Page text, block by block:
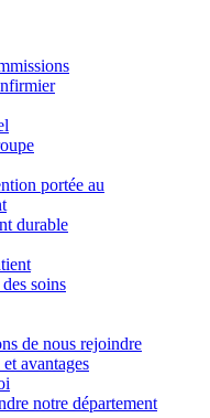
portée au
durable
soins
de nous rejoindre
avantages
notre département